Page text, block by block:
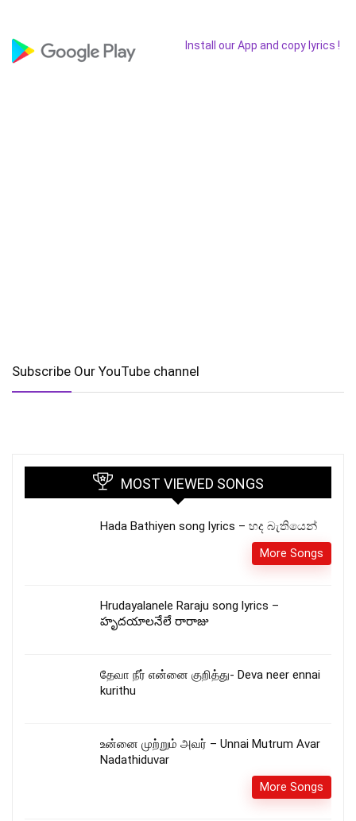
Install our App and copy lyrics !
Subscribe Our YouTube channel
MOST VIEWED SONGS
Hada Bathiyen song lyrics – හද බැතියෙන්‍
More Songs
Hrudayalanele Raraju song lyrics –
హృదయాలనేలే రారాజు
தேவா நீர் என்னை குறித்து- Deva neer ennai
kurithu
உன்னை முற்றும் அவர் – Unnai Mutrum Avar
Nadathiduvar
More Songs